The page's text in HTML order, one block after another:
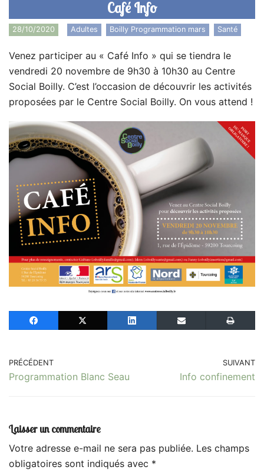
Café Info
28/10/2020 Adultes Boilly Programmation mars Santé
Venez participer au « Café Info » qui se tiendra le
vendredi 20 novembre de 9h30 à 10h30 au Centre
Social Boilly. C’est l’occasion de découvrir les activités
proposées par le Centre Social Boilly. On vous attend !
PRÉCÉDENT
Programmation Blanc Seau
SUIVANT
Info confinement
Laisser un commentaire
Votre adresse e-mail ne sera pas publiée. Les champs
obligatoires sont indiqués avec *